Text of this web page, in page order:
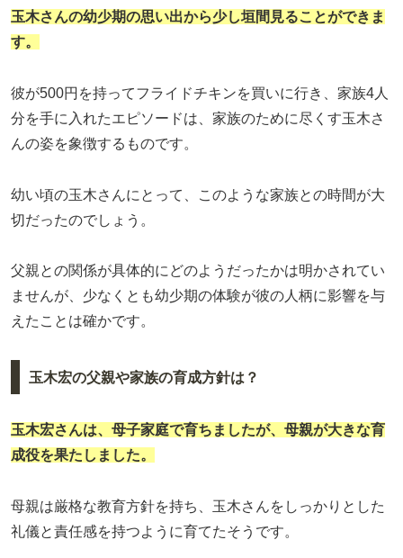
玉木さんの幼少期の思い出から少し垣間見ることができま
す。
彼が500円を持ってフライドチキンを買いに行き、家族4人
分を手に入れたエピソードは、家族のために尽くす玉木さ
んの姿を象徴するものです。
幼い頃の玉木さんにとって、このような家族との時間が大
切だったのでしょう。
父親との関係が具体的にどのようだったかは明かされてい
ませんが、少なくとも幼少期の体験が彼の人柄に影響を与
えたことは確かです。
玉木宏の父親や家族の育成方針は？
玉木宏さんは、母子家庭で育ちましたが、母親が大きな育
成役を果たしました。
母親は厳格な教育方針を持ち、玉木さんをしっかりとした
礼儀と責任感を持つように育てたそうです。